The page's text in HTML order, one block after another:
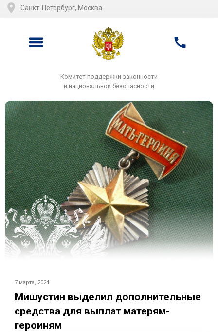
Санкт-Петербург, Москва
Комитет поддержки законности
и национальной безопасности
7 марта, 2024
Мишустин выделил дополнительные
средства для выплат матерям-
героиням